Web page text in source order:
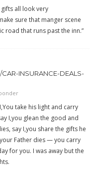
gifts all look very
sure that manger scene
road that runs past the inn.”
INSURANCE-DEALS-
take his light and carry
I,you glean the good and
say I,you share the gifts he
Father dies — you carry
for you. I was away but the